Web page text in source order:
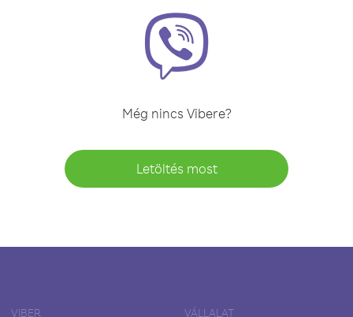
Még nincs Vibere?
Letöltés most
VIBER VÁLLALAT